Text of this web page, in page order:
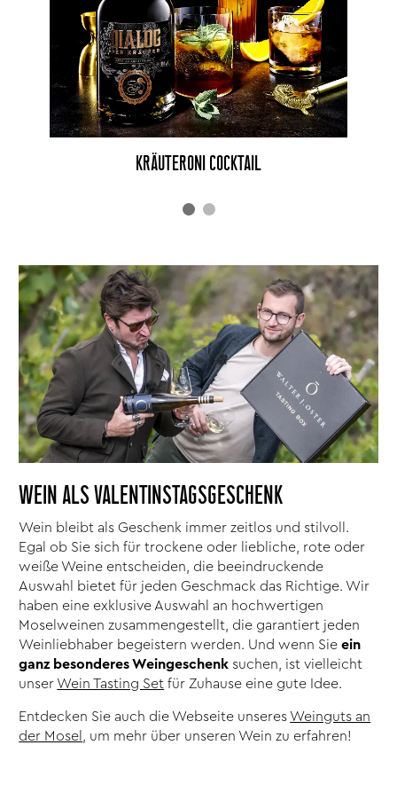
KRÄUTERONI COCKTAIL
WEIN ALS VALENTINSTAGSGESCHENK
Wein bleibt als Geschenk immer zeitlos und stilvoll.
Egal ob Sie sich für trockene oder liebliche, rote oder
weiße Weine entscheiden, die beeindruckende
Auswahl bietet für jeden Geschmack das Richtige. Wir
haben eine exklusive Auswahl an hochwertigen
Moselweinen zusammengestellt, die garantiert jeden
Weinliebhaber begeistern werden. Und wenn Sieein
ganz besonderes Weingeschenk suchen, ist vielleicht
unser Wein Tasting Set für Zuhause eine gute Idee.
Entdecken Sie auch die Webseite unseres Weinguts an
der Mosel
, um mehr über unseren Wein zu erfahren!